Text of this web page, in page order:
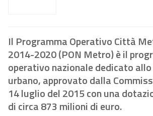
Il Programma Operativo Città
2014-2020 (PON Metro) è il
operativo nazionale dedicato
urbano, approvato dalla
14 luglio del 2015 con una
di circa 873 milioni di euro.